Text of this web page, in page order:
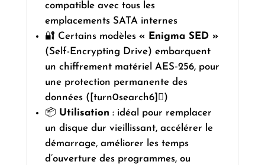
compatible avec tous les
emplacements SATA internes
🔐 Certains modèles « Enigma SED »
(Self-Encrypting Drive) embarquent
un chiffrement matériel AES‑256, pour
une protection permanente des
données ([turn0search6])
📦 Utilisation : idéal pour remplacer
un disque dur vieillissant, accélérer le
démarrage, améliorer les temps
d’ouverture des programmes, ou